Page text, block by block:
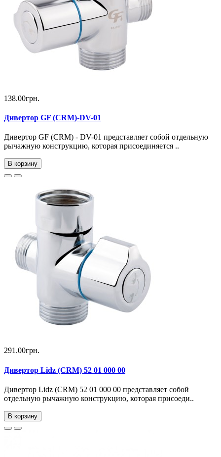
138.00грн.
Дивертор GF (CRM)-DV-01
Дивертор GF (CRM) - DV-01 представляет собой отдельную
рычажную конструкцию, которая присоединяется ..
В корзину
291.00грн.
Дивертор Lidz (CRM) 52 01 000 00
Дивертор Lidz (CRM) 52 01 000 00 представляет собой
отдельную рычажную конструкцию, которая присоеди..
В корзину